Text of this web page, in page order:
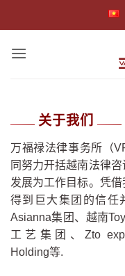
关于我们
万福禄法律事务所（
同努力开括越南法律
发展为工作目标。凭
得到巨大集团的信任
Asianna集团、越南
工艺集团、Zto
Holding等.